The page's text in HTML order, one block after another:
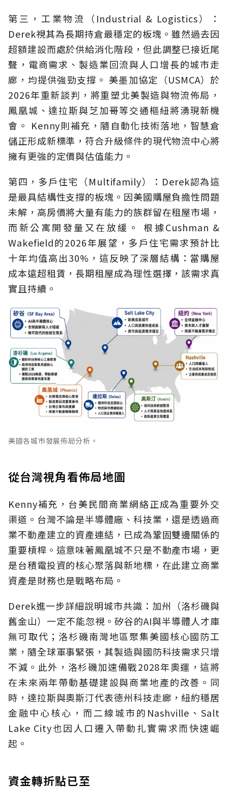
第三，工業物流（Industrial & Logistics）：
Derek視其為長期持倉最穩定的板塊。雖然過去因
超額建設而處於供給消化階段，但此調整已接近尾
聲，電商需求、製造業回流與人口增長的城市走
廊，均提供強勁支撐。 美墨加協定（USMCA）於
2026年重新談判，將重塑北美製造與物流佈局，
鳳凰城、達拉斯與芝加哥等交通樞紐將湧現新機
會。 Kenny則補充，隨自動化技術落地，智慧倉
儲正形成新標準，符合升級條件的現代物流中心將
擁有更強的定價與估值能力。
第四，多戶住宅（Multifamily）：Derek認為這
是最具結構性支撐的板塊。因美國購屋負擔性問題
未解，高房價將大量有能力的族群留在租屋市場，
而新公寓開發量又在放緩。 根據Cushman &
Wakefield的2026年展望，多戶住宅需求預計比
十年均值高出30%，這反映了深層結構：當購屋
成本遠超租賃，長期租屋成為理性選擇，該需求真
實且持續。
美國各城市發展佈局分析。
從台灣視角看佈局地圖
Kenny補充，台美民間商業網絡正成為重要外交
渠道。台灣不論是半導體廠、科技業，還是透過商
業不動產建立的資產連結，已成為鞏固雙邊關係的
重要槓桿。這意味著鳳凰城不只是不動產市場，更
是台積電投資的核心聚落與新地標，在此建立商業
資產是財務也是戰略布局。
Derek進一步詳細說明城市共識：加州（洛杉磯與
舊金山）一定不能忽視。矽谷的AI與半導體人才庫
無可取代；洛杉磯南灣地區聚集美國核心國防工
業，隨全球軍事緊張，其製造與國防科技需求只增
不減。此外，洛杉磯加速備戰2028年奧運，這將
在未來兩年帶動基礎建設與商業地產的改善。同
時，達拉斯與奧斯汀代表德州科技走廊，紐約穩居
金融中心核心，而二線城市的Nashville、Salt
Lake City也因人口遷入帶動扎實需求而快速崛
起。
資金轉折點已至